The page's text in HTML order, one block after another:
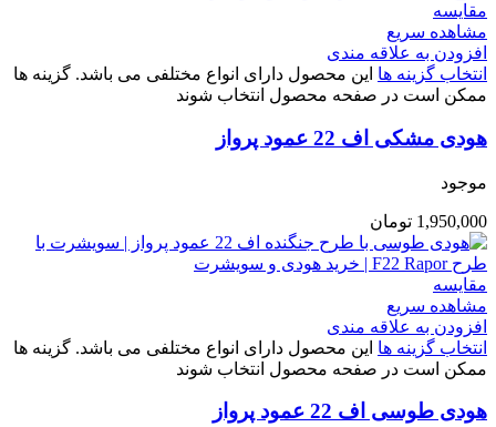
مقایسه
مشاهده سریع
افزودن به علاقه مندی
انتخاب گزینه ها این محصول دارای انواع مختلفی می باشد. گزینه ها
ممکن است در صفحه محصول انتخاب شوند
هودی مشکی اف 22 عمود پرواز
موجود
1,950,000 تومان
مقایسه
مشاهده سریع
افزودن به علاقه مندی
انتخاب گزینه ها این محصول دارای انواع مختلفی می باشد. گزینه ها
ممکن است در صفحه محصول انتخاب شوند
هودی طوسی اف 22 عمود پرواز